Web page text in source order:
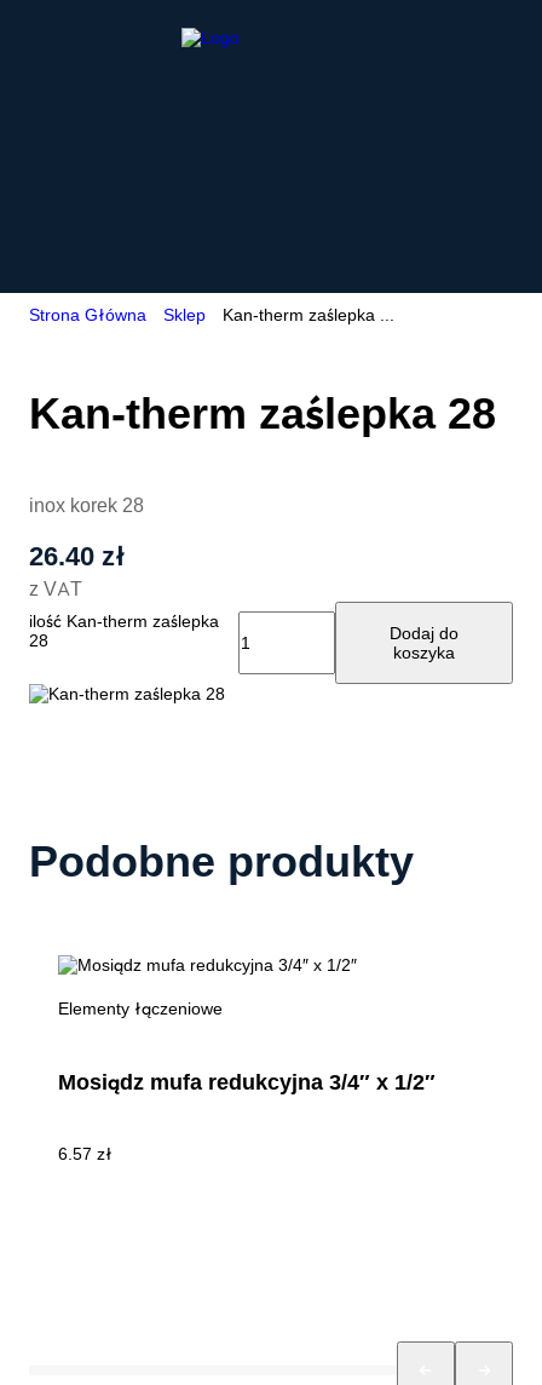
Strona Główna Sklep Kan-therm zaślepka ...
Kan-therm zaślepka 28
inox korek 28
26.40 zł
z VAT
ilość Kan-therm zaślepka
28
Dodaj do
koszyka
Podobne produkty
Elementy łączeniowe
Mosiądz mufa redukcyjna 3/4″ x 1/2″
6.57 zł